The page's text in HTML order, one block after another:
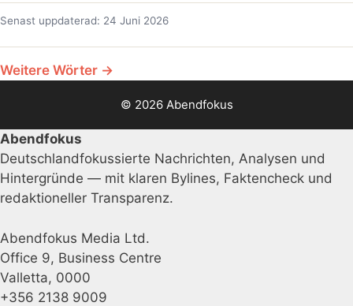
Senast uppdaterad: 24 Juni 2026
Weitere Wörter →
© 2026 Abendfokus
Abendfokus
Deutschlandfokussierte Nachrichten, Analysen und
Hintergründe — mit klaren Bylines, Faktencheck und
redaktioneller Transparenz.
Abendfokus Media Ltd.
Office 9, Business Centre
Valletta, 0000
+356 2138 9009